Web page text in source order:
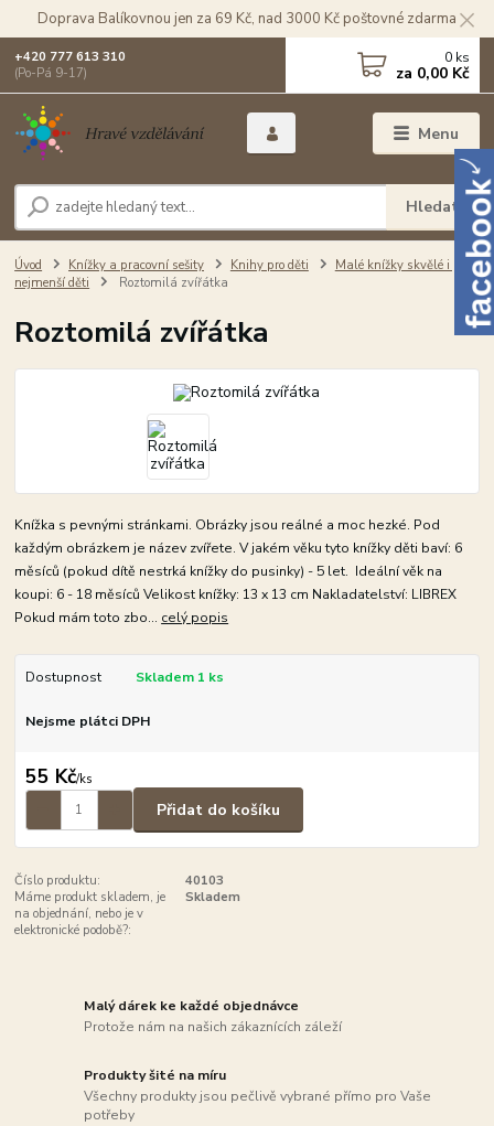
Doprava Balíkovnou jen za 69 Kč, nad 3000 Kč poštovné zdarma
Menu
Hledat
+420 777 613 310
(Po-Pá 9-17)
0 ks
za 0,00 Kč
Úvod Knížky a pracovní sešity Knihy pro děti
Malé knížky skvělé i pro
nejmenší děti
Roztomilá zvířátka
Roztomilá zvířátka
Knížka s pevnými stránkami. Obrázky jsou reálné a moc hezké. Pod
každým obrázkem je název zvířete. V jakém věku tyto knížky děti baví: 6
měsíců (pokud dítě nestrká knížky do pusinky) - 5 let. Ideální věk na
koupi: 6 - 18 měsíců Velikost knížky: 13 x 13 cm Nakladatelství: LIBREX
Pokud mám toto zbo... celý popis
Dostupnost Skladem 1 ks
Nejsme plátci DPH
55 Kč/ks
Přidat do košíku
Číslo produktu:
40103
Máme produkt skladem, je
na objednání, nebo je v
elektronické podobě?:
Skladem
Malý dárek ke každé objednávce
Protože nám na našich zákaznících záleží
Produkty šité na míru
Všechny produkty jsou pečlivě vybrané přímo pro Vaše
potřeby